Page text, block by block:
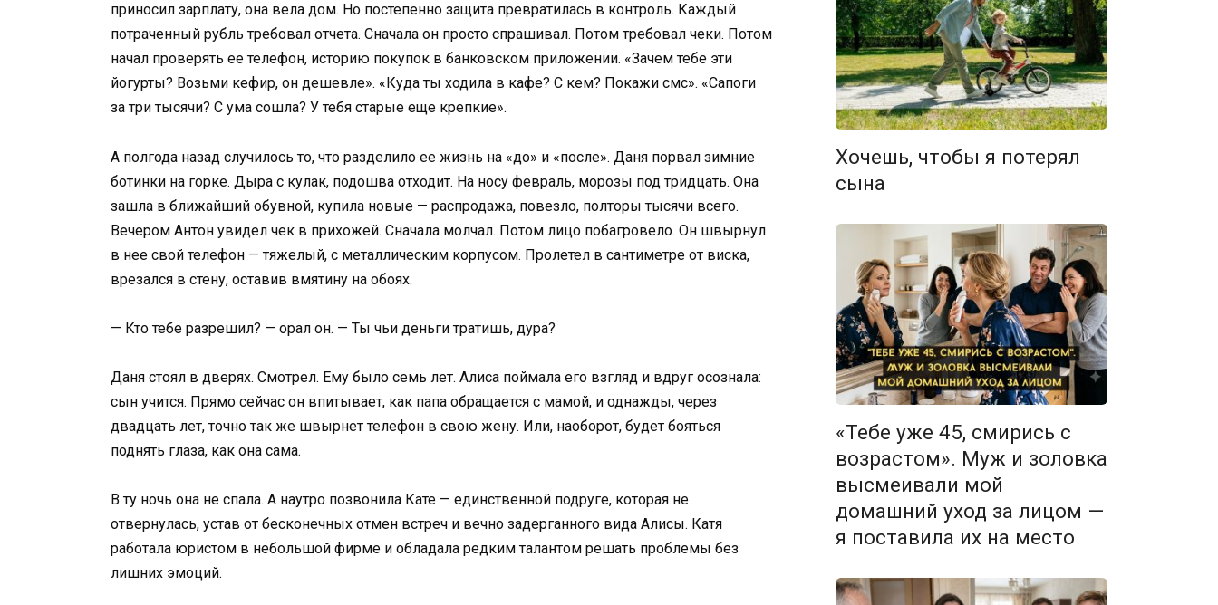
приносил зарплату, она вела дом. Но постепенно защита превратилась в контроль. Каждый
потраченный рубль требовал отчета. Сначала он просто спрашивал. Потом требовал чеки. Потом
начал проверять ее телефон, историю покупок в банковском приложении. «Зачем тебе эти
йогурты? Возьми кефир, он дешевле». «Куда ты ходила в кафе? С кем? Покажи смс». «Сапоги
за три тысячи? С ума сошла? У тебя старые еще крепкие».
А полгода назад случилось то, что разделило ее жизнь на «до» и «после». Даня порвал зимние
ботинки на горке. Дыра с кулак, подошва отходит. На носу февраль, морозы под тридцать. Она
зашла в ближайший обувной, купила новые — распродажа, повезло, полторы тысячи всего.
Вечером Антон увидел чек в прихожей. Сначала молчал. Потом лицо побагровело. Он швырнул
в нее свой телефон — тяжелый, с металлическим корпусом. Пролетел в сантиметре от виска,
врезался в стену, оставив вмятину на обоях.
— Кто тебе разрешил? — орал он. — Ты чьи деньги тратишь, дура?
Даня стоял в дверях. Смотрел. Ему было семь лет. Алиса поймала его взгляд и вдруг осознала:
сын учится. Прямо сейчас он впитывает, как папа обращается с мамой, и однажды, через
двадцать лет, точно так же швырнет телефон в свою жену. Или, наоборот, будет бояться
поднять глаза, как она сама.
В ту ночь она не спала. А наутро позвонила Кате — единственной подруге, которая не
отвернулась, устав от бесконечных отмен встреч и вечно задерганного вида Алисы. Катя
работала юристом в небольшой фирме и обладала редким талантом решать проблемы без
лишних эмоций.
Хочешь, чтобы я потерял
сына
«Тебе уже 45, смирись с
возрастом». Муж и золовка
высмеивали мой
домашний уход за лицом —
я поставила их на место